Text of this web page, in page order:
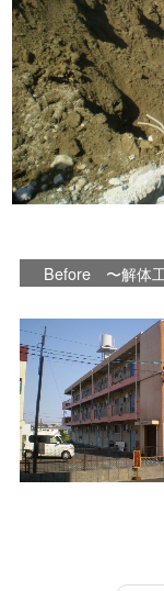
Before 〜解体